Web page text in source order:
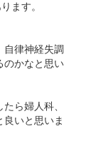
ます。
自律神経失調
のかなと思い
ら婦人科、
いと思いま